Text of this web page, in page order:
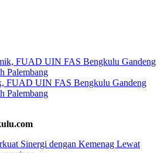
FUAD UIN FAS Bengkulu Gandeng
Palembang